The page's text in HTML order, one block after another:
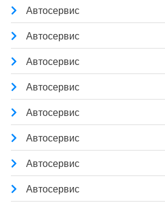
Автосервис
Автосервис
Автосервис
Автосервис
Автосервис
Автосервис
Автосервис
Автосервис